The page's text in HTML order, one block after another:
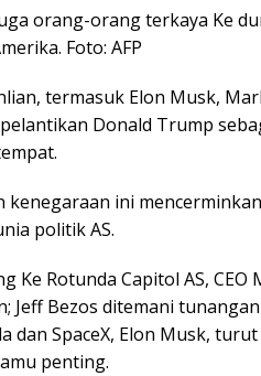
orang-orang terkaya Ke
Foto: AFP
termasuk Elon Musk,
Donald Trump
kenegaraan ini
politik AS.
Ke Rotunda Capitol AS,
Jeff Bezos ditemani
dan SpaceX, Elon Musk,
penting.